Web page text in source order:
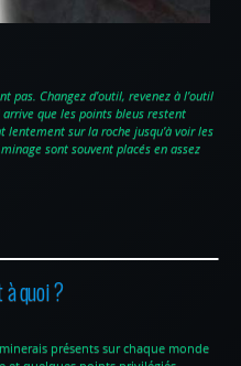
pas. Changez d’outil, revenez à l’outil
que les points bleus restent
lentement sur la roche jusqu’à voir les
sont souvent placés en assez
à quoi ?
présents sur chaque monde